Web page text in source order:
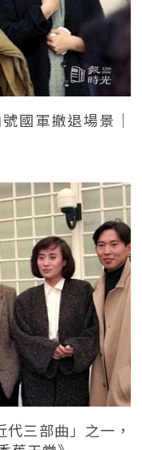
國軍撤退場景｜
三部曲」之一，